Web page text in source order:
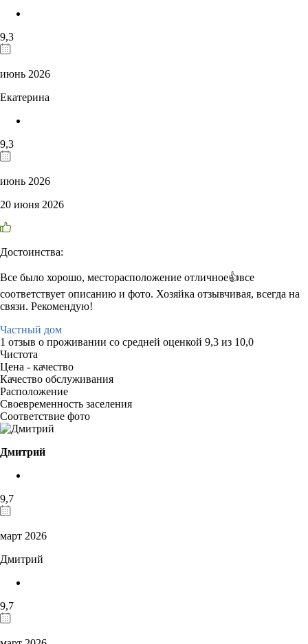
9,3
июнь 2026
Екатерина
9,3
июнь 2026
20 июня 2026
Достоинства:
Все было хорошо, месторасположение отличное👍все
соответствует описанию и фото. Хозяйка отзывчивая, всегда на
связи. Рекомендую!
Частный дом
1 отзыв о проживании со средней оценкой 9,3 из 10,0
Чистота
Цена - качество
Качество обслуживания
Расположение
Своевременность заселения
Соответствие фото
Дмитрий
9,7
март 2026
Дмитрий
9,7